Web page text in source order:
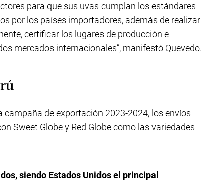
para que sus uvas cumplan los estándares
por los países importadores, además de realizar
certificar los lugares de producción e
mercados internacionales”, manifestó Quevedo.
de exportación 2023-2024, los envíos
Sweet Globe y Red Globe como las variedades
siendo Estados Unidos el principal